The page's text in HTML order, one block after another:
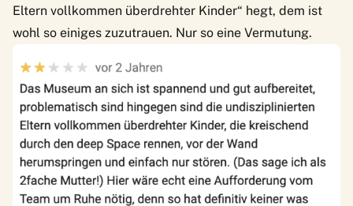
Eltern vollkommen überdrehter Kinder“ hegt, dem ist
wohl so einiges zuzutrauen. Nur so eine Vermutung.